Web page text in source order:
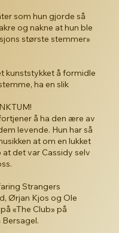
som hun gjorde så
og nakne at hun ble
største stemmer»
kunststykket å formidle
ha en slik
å ha den ære av
levende. Hun har så
at om en lukket
at det var Cassidy selv
Strangers
Ørjan Kjos og Ole
«The Club» på